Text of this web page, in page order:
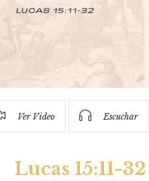
Ver Video Escuchar
Lucas 15:11-32